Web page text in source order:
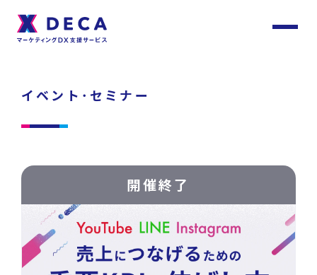
About
Services
サービストップ
CustomerStories
お客様事例
イベント･セミナー
開催終了